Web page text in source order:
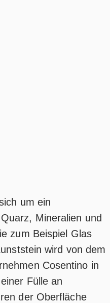
um ein
Mineralien und
zum Beispiel Glas
wird von dem
Cosentino in
Fülle an
der Oberfläche